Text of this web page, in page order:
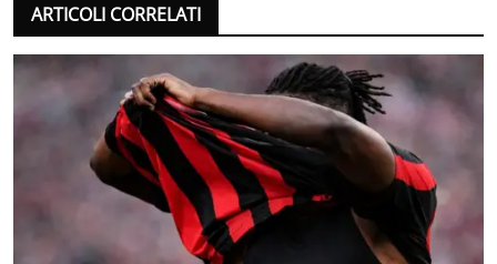
ARTICOLI CORRELATI